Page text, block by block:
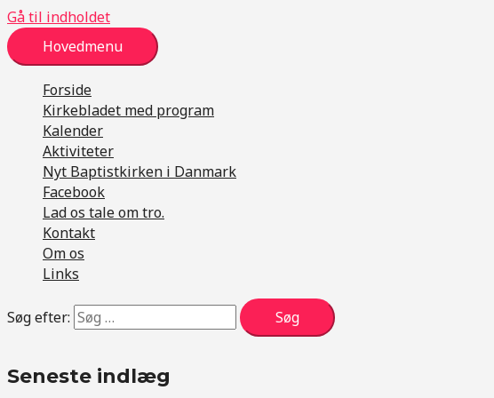
Gå til indholdet
Hovedmenu
Forside
Kirkebladet med program
Kalender
Aktiviteter
Nyt Baptistkirken i Danmark
Facebook
Lad os tale om tro.
Kontakt
Om os
Links
Søg efter:
Seneste indlæg